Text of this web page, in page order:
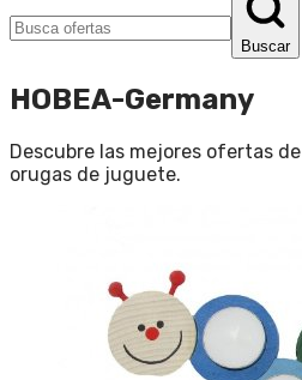
Buscar
HOBEA-Germany
Descubre las mejores ofertas de
orugas de juguete.